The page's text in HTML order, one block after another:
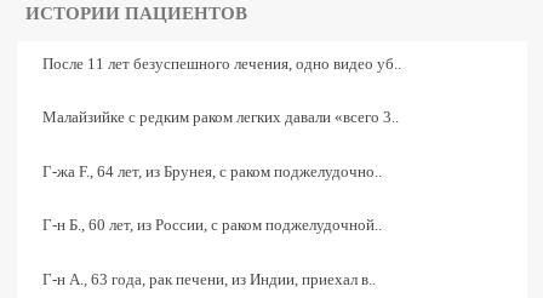
ИСТОРИИ ПАЦИЕНТОВ
После 11 лет безуспешного лечения, одно видео уб..
Малайзийке с редким раком легких давали «всего 3..
Г-жа F., 64 лет, из Брунея, с раком поджелудочно..
Г-н Б., 60 лет, из России, с раком поджелудочной..
Г-н A., 63 года, рак печени, из Индии, приехал в..